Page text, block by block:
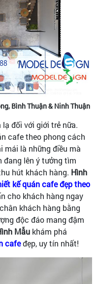
Bình Thuận & Ninh Thuận
đối với giới trẻ nữa.
cafe theo phong cách
mái là những điều mà
đang lên ý tưởng tìm
hút khách hàng. Hình
kế quán cafe đẹp theo
cho khách hàng ngay
khách hàng bằng
độc đáo mang đậm
Mẫu khám phá
cafeđẹp, uy tín nhất!